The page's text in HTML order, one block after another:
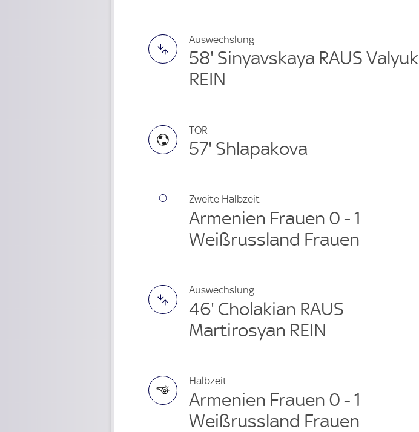
Auswechslung
58' Sinyavskaya RAUS Valyuk
REIN
TOR
57' Shlapakova
Zweite Halbzeit
Armenien Frauen 0 - 1
Weißrussland Frauen
Auswechslung
46' Cholakian RAUS
Martirosyan REIN
Halbzeit
Armenien Frauen 0 - 1
Weißrussland Frauen